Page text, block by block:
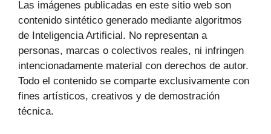
Las imágenes publicadas en este sitio web son
contenido sintético generado mediante algoritmos
de Inteligencia Artificial. No representan a
personas, marcas o colectivos reales, ni infringen
intencionadamente material con derechos de autor.
Todo el contenido se comparte exclusivamente con
fines artísticos, creativos y de demostración
técnica.